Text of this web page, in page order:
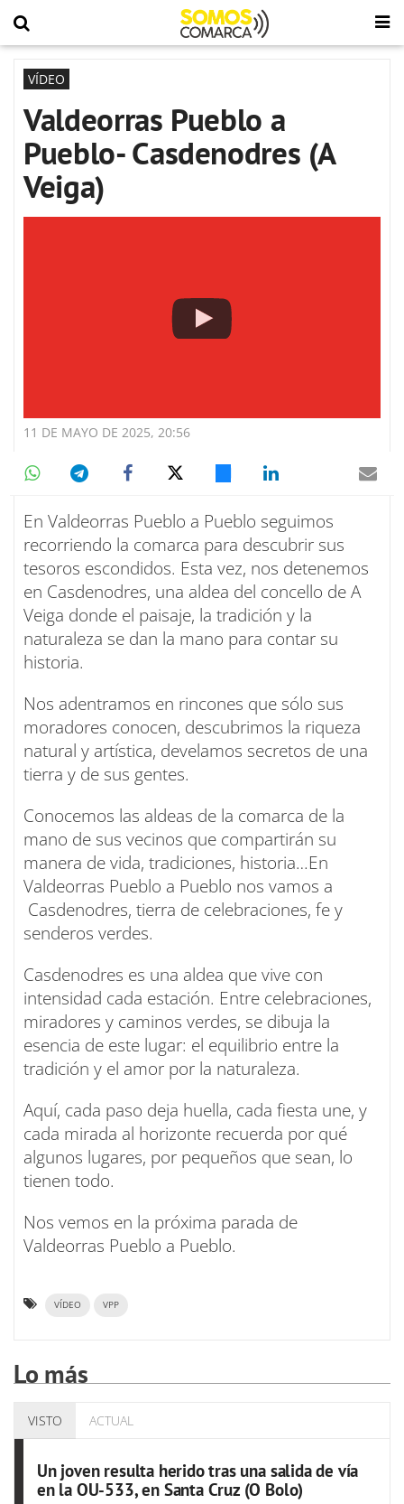
VÍDEO
Valdeorras Pueblo a
Pueblo- Casdenodres (A
Veiga)
11 DE MAYO DE 2025, 20:56
En Valdeorras Pueblo a Pueblo seguimos
recorriendo la comarca para descubrir sus
tesoros escondidos. Esta vez, nos detenemos
en Casdenodres, una aldea del concello de A
Veiga donde el paisaje, la tradición y la
naturaleza se dan la mano para contar su
historia.
Nos adentramos en rincones que sólo sus
moradores conocen, descubrimos la riqueza
natural y artística, develamos secretos de una
tierra y de sus gentes.
Conocemos las aldeas de la comarca de la
mano de sus vecinos que compartirán su
manera de vida, tradiciones, historia…En
Valdeorras Pueblo a Pueblo nos vamos a
Casdenodres, tierra de celebraciones, fe y
senderos verdes.
Casdenodres es una aldea que vive con
intensidad cada estación. Entre celebraciones,
miradores y caminos verdes, se dibuja la
esencia de este lugar: el equilibrio entre la
tradición y el amor por la naturaleza.
Aquí, cada paso deja huella, cada fiesta une, y
cada mirada al horizonte recuerda por qué
algunos lugares, por pequeños que sean, lo
tienen todo.
Nos vemos en la próxima parada de
Valdeorras Pueblo a Pueblo.
VÍDEO VPP
Lo más
VISTO ACTUAL
Un joven resulta herido tras una salida de vía
en la OU-533, en Santa Cruz (O Bolo)